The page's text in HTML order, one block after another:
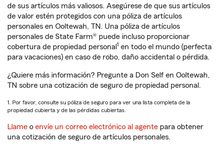
de sus artículos más valiosos. Asegúrese de que sus artículos
de valor estén protegidos con una póliza de artículos
personales en Ooltewah, TN. Una póliza de artículos
personales de State Farm® puede incluso proporcionar
cobertura de propiedad personal 1 en todo el mundo (perfecta
para vacaciones) en caso de robo, daño accidental o pérdida.
¿Quiere más información? Pregunte a Don Self en Ooltewah,
TN sobre una cotización de seguro de propiedad personal.
1. Por favor, consulte su póliza de seguro para ver una lista completa de la
propiedad cubierta y de las pérdidas cubiertas.
Llame o envíe un correo electrónico al agente para obtener
una cotización de seguro de artículos personales.